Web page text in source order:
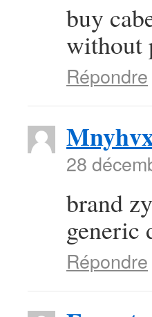
buy
without
Répondre
28
brand
generic
Répondre